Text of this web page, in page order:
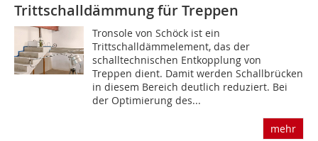
Trittschalldämmung für Treppen
Tronsole von Schöck ist ein
Trittschalldämmelement, das der
schalltechnischen Entkopplung von
Treppen dient. Damit werden Schallbrücken
in diesem Bereich deutlich reduziert. Bei
der Optimierung des...
mehr